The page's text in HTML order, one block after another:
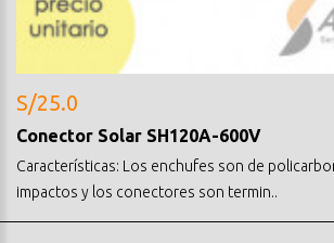
S/25.0
Conector Solar SH120A-600V
Características: Los enchufes son de
impactos y los conectores son termin..